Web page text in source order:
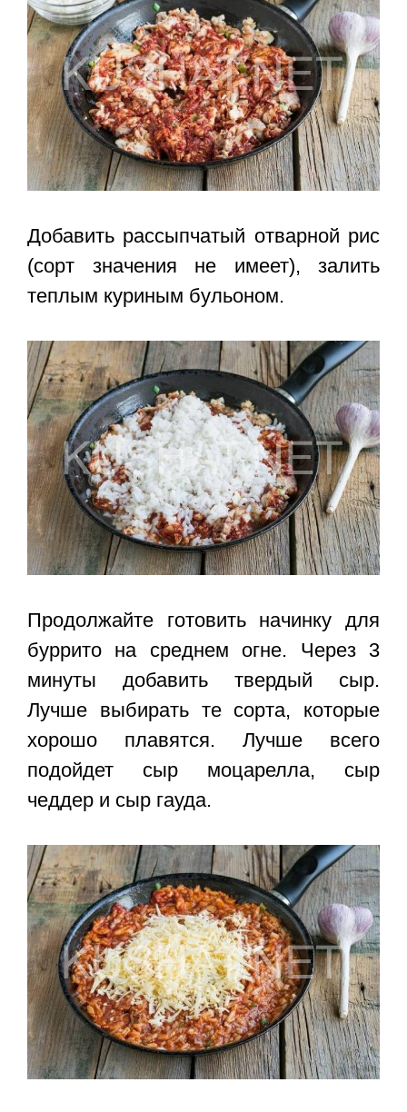
Добавить рассыпчатый отварной рис
(сорт значения не имеет), залить
теплым куриным бульоном.
Продолжайте готовить начинку для
буррито на среднем огне. Через 3
минуты добавить твердый сыр.
Лучше выбирать те сорта, которые
хорошо плавятся. Лучше всего
подойдет сыр моцарелла, сыр
чеддер и сыр гауда.